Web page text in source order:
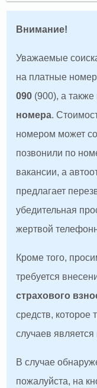
Внимание!
Уважаемые
на платные
090 (900), а
номера.
номером может
позвонили по
вакансии, а
предлагает
убедительная
жертвой
Кроме того,
требуется
страхового
средств, которое
случаев
В случае
пожалуйста, на